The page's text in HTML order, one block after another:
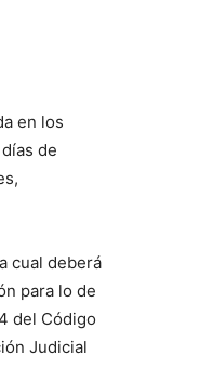
en los
de
cual deberá
para lo de
del Código
Judicial